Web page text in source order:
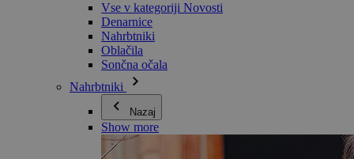
Vse v kategoriji Novosti
Denarnice
Nahrbtniki
Oblačila
Sončna očala
Nahrbtniki
Nazaj
Show more